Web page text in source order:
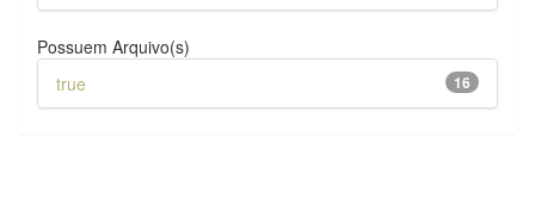
Possuem Arquivo(s)
16
true